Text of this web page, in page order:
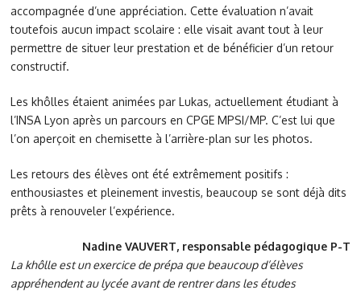
accompagnée d’une appréciation. Cette évaluation n’avait
toutefois aucun impact scolaire : elle visait avant tout à leur
permettre de situer leur prestation et de bénéficier d’un retour
constructif.
Les khôlles étaient animées par Lukas, actuellement étudiant à
l’INSA Lyon après un parcours en CPGE MPSI/MP. C’est lui que
l’on aperçoit en chemisette à l’arrière-plan sur les photos.
Les retours des élèves ont été extrêmement positifs :
enthousiastes et pleinement investis, beaucoup se sont déjà dits
prêts à renouveler l’expérience.
Nadine VAUVERT, responsable pédagogique P-T
La khôlle est un exercice de prépa que beaucoup d’élèves
appréhendent au lycée avant de rentrer dans les études